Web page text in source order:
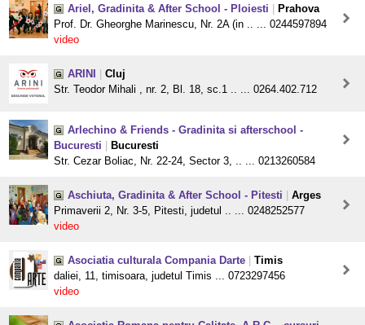
Ariel, Gradinita & After School - Ploiesti
Prahova
Prof. Dr. Gheorghe Marinescu, Nr. 2A (in .. ... 0244597894
video
ARINI
Cluj
Str. Teodor Mihali , nr. 2, Bl. 18, sc.1 .. ... 0264.402.712
Arlechino & Friends - Gradinita si afterschool -
Bucuresti
Bucuresti
Str. Cezar Boliac, Nr. 22-24, Sector 3, .. ... 0213260584
Aschiuta, Gradinita & After School - Pitesti
Arges
Primaverii 2, Nr. 3-5, Pitesti, judetul .. ... 0248252577
video
Asociatia culturala Compania Darte
Timis
daliei, 11, timisoara, judetul Timis ... 0723297456
video